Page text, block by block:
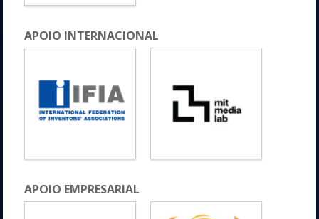
APOIO INTERNACIONAL
APOIO EMPRESARIAL